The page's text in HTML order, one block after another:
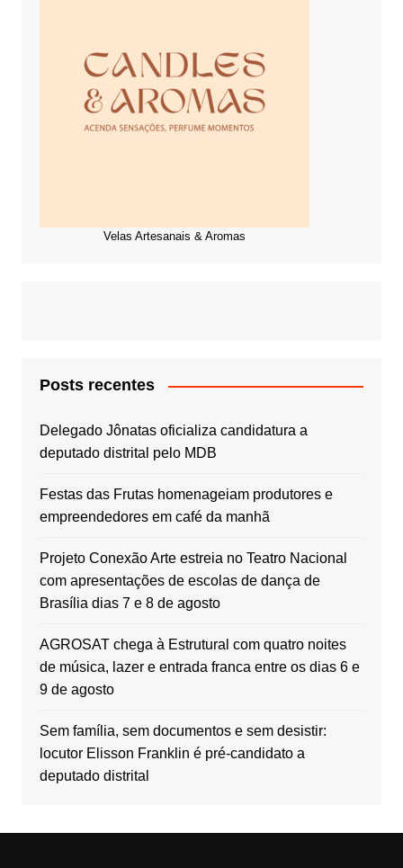
Velas Artesanais & Aromas
Posts recentes
Delegado Jônatas oficializa candidatura a
deputado distrital pelo MDB
Festas das Frutas homenageiam produtores e
empreendedores em café da manhã
Projeto Conexão Arte estreia no Teatro Nacional
com apresentações de escolas de dança de
Brasília dias 7 e 8 de agosto
AGROSAT chega à Estrutural com quatro noites
de música, lazer e entrada franca entre os dias 6 e
9 de agosto
Sem família, sem documentos e sem desistir:
locutor Elisson Franklin é pré-candidato a
deputado distrital